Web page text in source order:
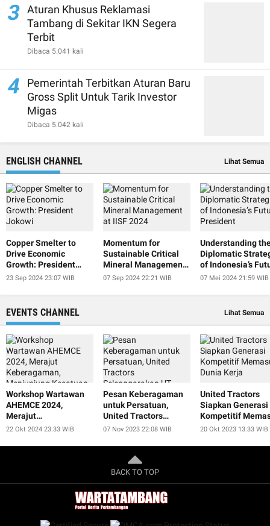
3 Aturan Khusus Reklamasi
Tambang di Sekitar IKN Segera
Terbit
Dibaca 5.041 kali
4
Pemerintah Terbitkan Aturan Baru
Gross Split Untuk Tarik Investor
Migas
Dibaca 5.042 kali
ENGLISH CHANNEL Lihat Semua
Copper Smelter to
Drive Economic
Growth: President
Jokowi
23 Sep 2024 23:07 WIB
Momentum for
Sustainable Critical
Mineral Management
at IISF 2024
07 Sep 2024 22:21 WIB
Understanding
Diplomatic
of Indonesia’s
President
07 Mei 2024 21:59 WIB
EVENTS CHANNEL Lihat Semua
Workshop Wartawan
AHEMCE 2024,
Merajut
Keberagaman,
dan Menjaga
22 Okt 2024 23:33 WIB
Pesan Keberagaman
untuk Persatuan,
United Tractors
Selenggarakan UT
2023
07 Nov 2023 22:08 WIB
United Tractors
Siapkan Generasi
Kompetitif
Dunia Kerja
20 Okt 2023 13:33 WIB
BACK TO TOP